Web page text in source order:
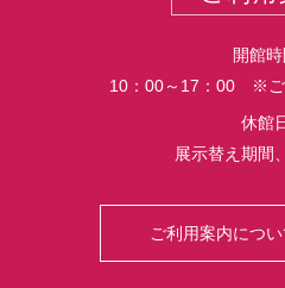
開館時
10：00～17：00 ※ご
休館
展示替え期間
ご利用案内につ